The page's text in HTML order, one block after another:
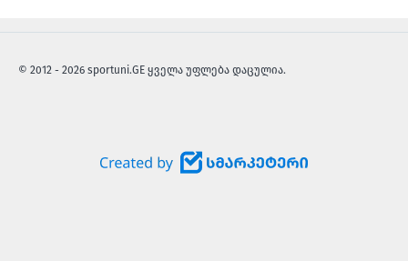
© 2012 - 2026 sportuni.GE ყველა უფლება დაცულია.